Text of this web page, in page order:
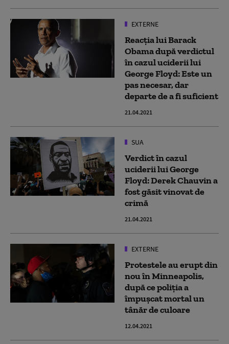
EXTERNE
Reacția lui Barack
Obama după verdictul
în cazul uciderii lui
George Floyd: Este un
pas necesar, dar
departe de a fi suficient
21.04.2021
SUA
Verdict în cazul
uciderii lui George
Floyd: Derek Chauvin a
fost găsit vinovat de
crimă
21.04.2021
EXTERNE
Protestele au erupt din
nou în Minneapolis,
după ce poliția a
împușcat mortal un
tânăr de culoare
12.04.2021